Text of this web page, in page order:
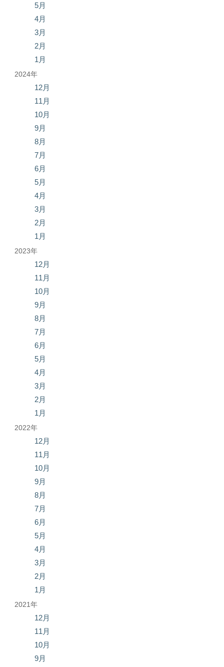
5月
4月
3月
2月
1月
2024年
12月
11月
10月
9月
8月
7月
6月
5月
4月
3月
2月
1月
2023年
12月
11月
10月
9月
8月
7月
6月
5月
4月
3月
2月
1月
2022年
12月
11月
10月
9月
8月
7月
6月
5月
4月
3月
2月
1月
2021年
12月
11月
10月
9月